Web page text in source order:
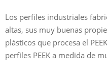
Los perfiles industriales
altas, sus muy buenas
plásticos que procesa el
perfiles PEEK a medida de